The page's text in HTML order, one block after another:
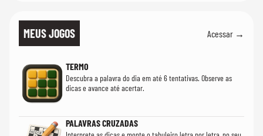
MEUS JOGOS Acessar →
TERMO
Descubra a palavra do dia em até 6 tentativas. Observe as
dicas e avance até acertar.
PALAVRAS CRUZADAS